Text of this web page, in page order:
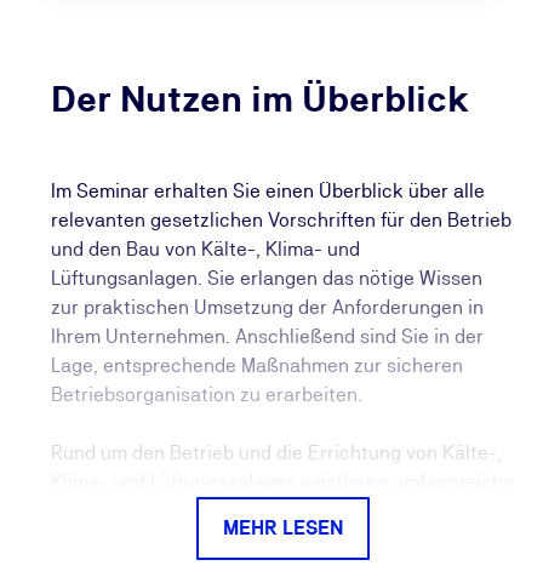
Der Nutzen im Überblick
Im Seminar erhalten Sie einen Überblick über alle
relevanten gesetzlichen Vorschriften für den Betrieb
und den Bau von Kälte-, Klima- und
Lüftungsanlagen. Sie erlangen das nötige Wissen
zur praktischen Umsetzung der Anforderungen in
Ihrem Unternehmen. Anschließend sind Sie in der
Lage, entsprechende Maßnahmen zur sicheren
Betriebsorganisation zu erarbeiten.
Rund um den Betrieb und die Errichtung von Kälte-,
werden in der Weiterbildung für Kältetechnik
MEHR LESEN